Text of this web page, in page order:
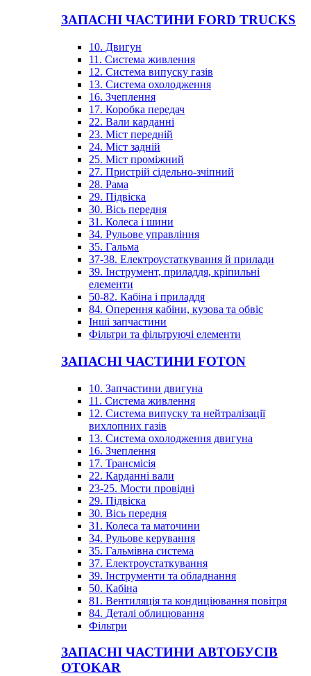
ЗАПАСНІ ЧАСТИНИ FORD TRUCKS
10. Двигун
11. Система живлення
12. Система випуску газів
13. Система охолодження
16. Зчеплення
17. Коробка передач
22. Вали карданні
23. Міст передній
24. Міст задній
25. Міст проміжний
27. Пристрій сідельно-зчіпний
28. Рама
29. Підвіска
30. Вісь передня
31. Колеса і шини
34. Рульове управління
35. Гальма
37-38. Електроустаткування й прилади
39. Інструмент, приладдя, кріпильні
елементи
50-82. Кабіна і приладдя
84. Оперення кабіни, кузова та обвіс
Інші запчастини
Фільтри та фільтруючі елементи
ЗАПАСНІ ЧАСТИНИ FOTON
10. Запчастини двигуна
11. Система живлення
12. Система випуску та нейтралізації
вихлопних газів
13. Система охолодження двигуна
16. Зчеплення
17. Трансмісія
22. Карданні вали
23-25. Мости провідні
29. Підвіска
30. Вісь передня
31. Колеса та маточини
34. Рульове керування
35. Гальмівна система
37. Електроустаткування
39. Інструменти та обладнання
50. Кабіна
81. Вентиляція та кондиціювання повітря
84. Деталі облицювання
Фільтри
ЗАПАСНІ ЧАСТИНИ АВТОБУСІВ
OTOKAR